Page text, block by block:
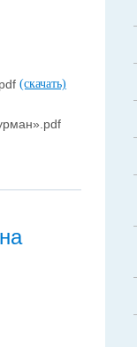
(скачать)